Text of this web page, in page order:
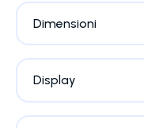
Dimensioni
Display